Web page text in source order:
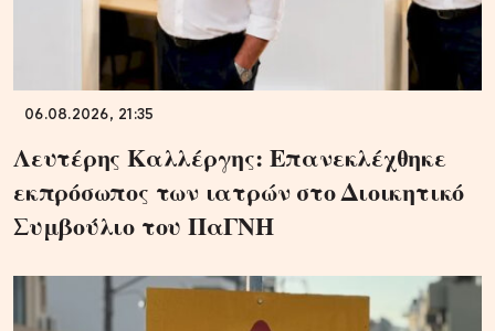
06.08.2026, 21:35
Λευτέρης Καλλέργης: Επανεκλέχθηκε
εκπρόσωπος των ιατρών στο Διοικητικό
Συμβούλιο του ΠαΓΝΗ